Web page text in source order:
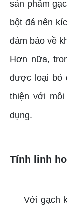
sản phẩm
bột đá nên
đảm bảo về
Hơn nữa,
được loại bỏ
thiện với
dụng.
Tính linh
Với gạch